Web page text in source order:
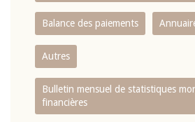
Balance des paiements
Autres
Bulletin mensuel de statistiques
financières